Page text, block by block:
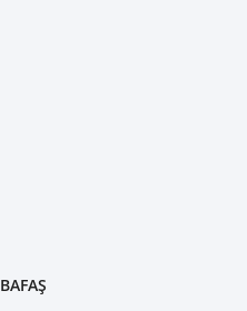
BAFAŞ